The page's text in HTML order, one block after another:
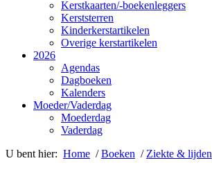
Kerstkaarten/-boekenleggers
Kerststerren
Kinderkerstartikelen
Overige kerstartikelen
2026
Agendas
Dagboeken
Kalenders
Moeder/Vaderdag
Moederdag
Vaderdag
U bent hier: Home /Boeken / Ziekte & lijden